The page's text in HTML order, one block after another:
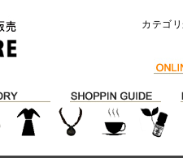
カテゴ